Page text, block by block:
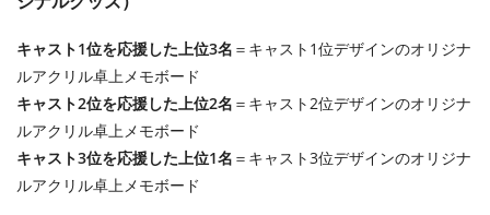
キャスト1位を応援した上位3名 ＝キャスト1位デザインのオリジナ
ルアクリル卓上メモボード
キャスト2位を応援した上位2名 ＝キャスト2位デザインのオリジナ
ルアクリル卓上メモボード
キャスト3位を応援した上位1名 ＝キャスト3位デザインのオリジナ
ルアクリル卓上メモボード